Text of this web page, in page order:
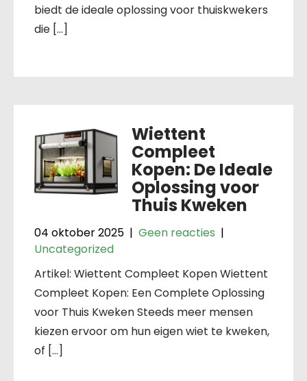
biedt de ideale oplossing voor thuiskwekers
die […]
Wiettent
Compleet
Kopen: De Ideale
Oplossing voor
Thuis Kweken
04 oktober 2025 | Geen reacties |
Uncategorized
Artikel: Wiettent Compleet Kopen Wiettent
Compleet Kopen: Een Complete Oplossing
voor Thuis Kweken Steeds meer mensen
kiezen ervoor om hun eigen wiet te kweken,
of […]